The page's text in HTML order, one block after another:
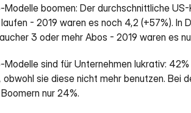
Modelle boomen: Der durchschnittliche
- 2019 waren es noch 4,2 (+57%). In
3 oder mehr Abos - 2019 waren es
Modelle sind für Unternehmen lukrativ:
obwohl sie diese nicht mehr benutzen. Bei
nur 24%.